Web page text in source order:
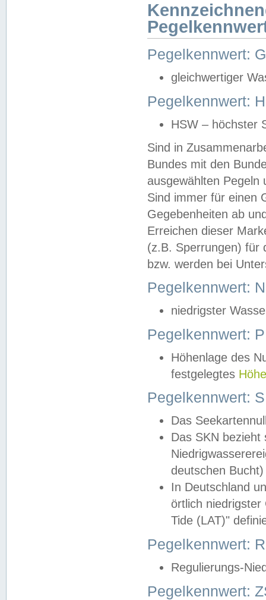
Pegelkennwert:
gleichwertiger
Pegelkennwert:
HSW – höchster
Sind in
Bundes mit den
ausgewählten
Sind immer für einen
Gegebenheiten ab
Erreichen dieser
(z.B. Sperrungen) für
bzw. werden bei
Pegelkennwert:
niedrigster
Pegelkennwert:
Höhenlage des
festgelegtes
Pegelkennwert:
Das
Das SKN
deutschen
In Deutschland
örtlich
Tide (LAT)"
Pegelkennwert:
Regulierungs-
Pegelkennwert: